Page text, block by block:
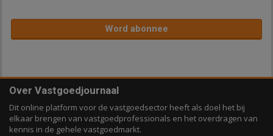
Word abonnee
Over Vastgoedjournaal
Dit online platform voor de vastgoedsector heeft als doel het bij
elkaar brengen van vastgoedprofessionals en het overdragen van
kennis in de gehele vastgoedmarkt.